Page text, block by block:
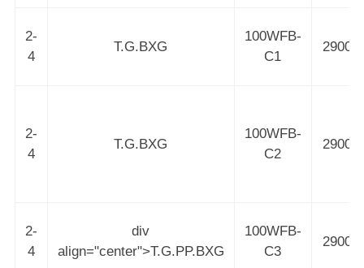
2-
4
T.G.BXG
100WFB-
C1
2900
2-
4
T.G.BXG
100WFB-
C2
2900
2-
4
div
align="center">T.G.PP.BXG
100WFB-
C3
2900